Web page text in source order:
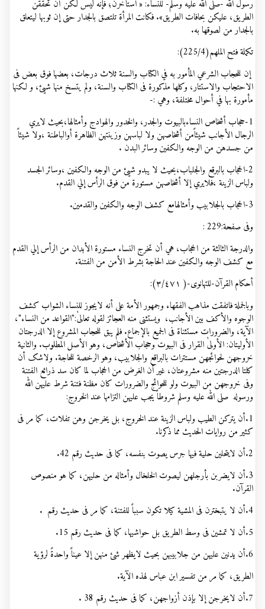
رسول الله -صلى الله عليه وسلم- للنساء: « استأخرن؛ فإنه ليس لكُن أن تحققن
الطريق، عليكن بحافات الطريق». فكانت المرأة تلتصق بالجدار حتى إن ثوبها ليتعلق
بالجدار من لصوقها به.
تكملة فتح الملهم(4 /
225):
إن للحجاب الشرعي المأمور به في الكتاب والسنة ثلاث درجات، بعضها فوق بعض فی
الاحتجاب والاستتار، وکلها مذکورة فی الکتاب والسنة، ولم يتسخ منها شيئ، و لكنها
مأمورة بها في أحوال مختلفة، وهي :-
1-حجاب أشخاص النساءبالبيوت والجدر، والخدور والهوادج وأمثالها،بحيث لايري
الرجال الأجانب شيئاًمن أشخاصهن ولا لباسهن وزينتهن الظاهرة أوالباطنة ،ولا شيئاً
من جسدهن من الوجه والكفين وسائر البدن .
2-الحجاب بالبرقع والجلباب،بحيث لا يبدو شيئ من الوجه والكفين ،وسائر الجسد
ولباس الزينة ،فلايري إلا أشخاصهن مستورة من فوق الرأس إلي القدم.
3-الحجاب بالجلابيب وأمثالهامع كشف الوجه والكفين والقدمين
.
وفی صفحة:229 :
والدرجة الثالثة من الحجاب، هي أن تخرج النساء مستورة الأبدان من الرأس إلي القدم
مع كشف الوجه والكفين عند الحاجة بشرط الأمن من الفتنة.
أحکام القرآن-للتهانوی-( ٣/٤٧١):
وبالجملة فاتفقت مذاهب الفقهاء وجمهور الأمة علی أنه لايجوز للنساء الشواب کشف
الوجوه والأکف بين الأجانب، ويستثنی منه العجائز لقوله تعالیٰ:"القواعد من النساء"،
الآية، والضرورات مستثناة فی الجميع بالإجماع. فلم يبق للحجاب المشروع إلا الدرجتان
الأوليتان: الأولیٰ القرار فی البيوت وحجاب الأشخاص، وهو الأصل المطلوب. والثانية
خروجهن لحوائجهن مستترات بالبراقع والجلابيب، وهو الرخصة للحاجة. ولاشک أن
کلتا الدرجتين منه مشروعتان، غير أن الغرض من الحجاب لما کان سد ذرائع الفتنة
وفی خروجهن من البيوت ولو للحوائج والضرورات کان مظنة فتنة شرط عليهن الله
ورسوله صلی الله عليه وسلم شروطاً يجب عليهن التزامها عند الخروج:
1.أن یترکن الطیب ولباس الزینة عند الخروج، بل یخرجن وهن تفلات، کما مر فی
کثیر من روایات الحدیث مما ذکرنا.
2.أن لايتحلين حلية فيها جرس يصوت بنفسه، کما فی حديث رقم
.42
3.أن لايضربن بأرجلهن ليصوت الخلخال وأمثاله من حليهن، کما هو منصوص
القرآن.
4.أن لا يتبخترن فی المشية کيلا تکون سبباً للفتنة، کما مر فی حديث رقم
.
5.أن لا تمشین فی وسط الطریق بل حواشیها، کما فی حدیث رقم 15
.
6.أن يدنين عليهن من جلابیبهن بحیث لایظهر شئ منهن إلا عیناً واحدةً لرؤیة
الطریق، کما مر من تفسیر ابن عباس لهذه الآیة.
7.أن لایخرجن إلا بإذن أزواجهن، کما فی حدیث رقم 38
.